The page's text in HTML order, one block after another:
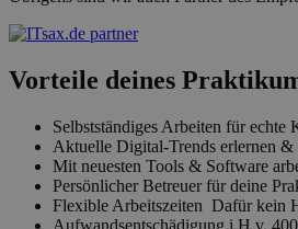
Vorteile deines
Selbstständiges Arbeiten für echte
Aktuelle Digital-Trends erlernen &
Mit neuesten Tools & Software
Persönlicher Betreuer für deine
Flexible Arbeitszeiten Dafür kein
Aufwandsentschädigung i.H.v.